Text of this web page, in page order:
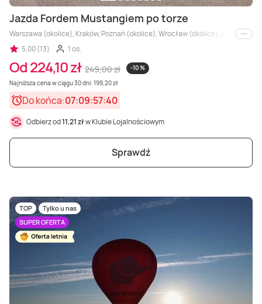
Jazda Fordem Mustangiem po torze
Warszawa (okolice), Kraków, Poznań (okolice), Wrocław (okolice), Łódź, Kielce,
i inne
5,00 (13)
1 os.
Od 224,10 zł 249,00 zł
-10 %
Najniższa cena w ciągu 30 dni: 199,20 zł
Do końca:07:09:57:38
Odbierz od11,21 złw Klubie Lojalnościowym
Sprawdź
TOP
Tylko u nas
SUPER OFERTA